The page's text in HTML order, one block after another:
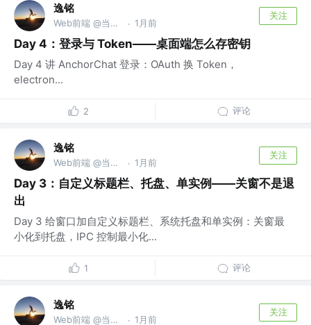
逸铭
Web前端 @当勤精进，但念无常 · 1月前
关注
Day 4：登录与 Token——桌面端怎么存密钥
Day 4 讲 AnchorChat 登录：OAuth 换 Token，
electron...
2 评论
逸铭
Web前端 @当勤精进，但念无常 · 1月前
关注
Day 3：自定义标题栏、托盘、单实例——关窗不是退
出
Day 3 给窗口加自定义标题栏、系统托盘和单实例：关窗最
小化到托盘，IPC 控制最小化...
1 评论
逸铭
Web前端 @当勤精进，但念无常 · 1月前
关注